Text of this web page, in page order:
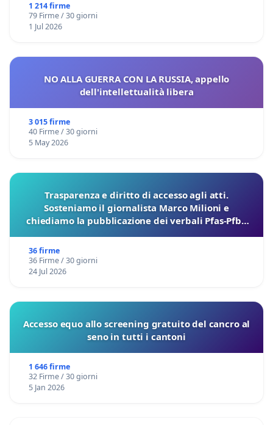
1 214 firme
79 Firme / 30 giorni
1 Jul 2026
NO ALLA GUERRA CON LA RUSSIA, appello
dell'intellettualità libera
3 015 firme
40 Firme / 30 giorni
5 May 2026
Trasparenza e diritto di accesso agli atti.
Sosteniamo il giornalista Marco Milioni e
chiediamo la pubblicazione dei verbali Pfas-Pfba
36 firme
36 Firme / 30 giorni
24 Jul 2026
Accesso equo allo screening gratuito del cancro al
seno in tutti i cantoni
1 646 firme
32 Firme / 30 giorni
5 Jan 2026